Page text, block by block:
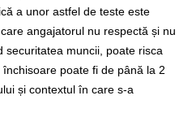
a unor astfel de teste este
angajatorul nu respectă și nu
securitatea muncii, poate risca
poate fi de până la 2
și contextul în care s-a